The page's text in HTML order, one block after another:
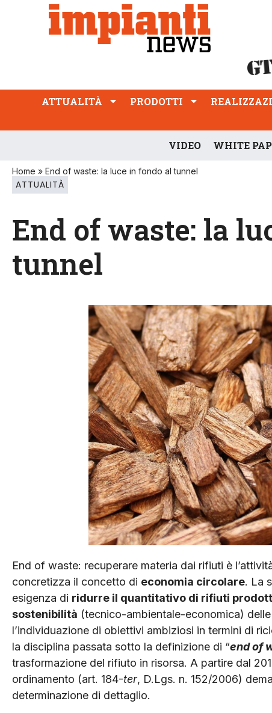
ATTUALITÀ PRODOTTI REALIZZAZIONI
PROFESSIONE
ATTUALITÀ PRODOTTI
VIDEO WHITE
Home » End of waste: la luce in fondo al tunnel
ATTUALITÀ
End of waste: la
tunnel
End of waste: recuperare materia dai rifiuti è
concretizza il concetto di economia circolare. La
esigenza di ridurre il quantitativo di rifiuti
sostenibilità (tecnico-ambientale-economica)
l’individuazione di obiettivi ambiziosi in termini di
la disciplina passata sotto la definizione di “end of
trasformazione del rifiuto in risorsa. A partire dal
ordinamento (art. 184-ter, D.Lgs. n. 152/2006)
determinazione di dettaglio.